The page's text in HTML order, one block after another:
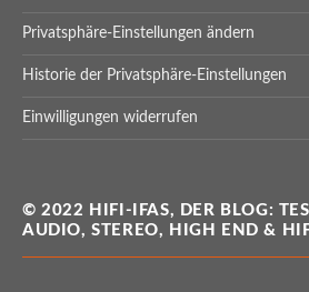
Privatsphäre-Einstellungen ändern
Historie der Privatsphäre-Einstellungen
Einwilligungen widerrufen
© 2022 HIFI-IFAS, DER BLOG:
AUDIO, STEREO, HIGH END &